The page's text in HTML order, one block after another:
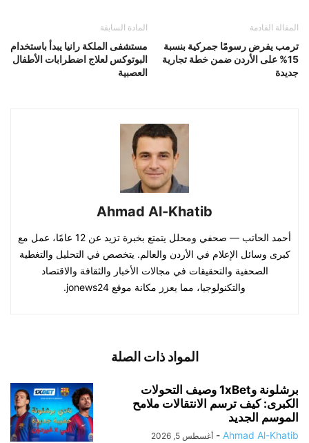
المادة السابقة
مستشفى الملكة رانيا يبدأ باستخدام
البوتوكس لعلاج اضطرابات الأطفال
العصبية
المقالة القادمة
ترمب يفرض رسومًا جمركية بنسبة
15% على الأردن ضمن خطة تجارية
جديدة
Ahmad Al-Khatib
أحمد الحاتب — صحفي ومحلل يتمتع بخبرة تزيد عن 12 عامًا، عمل مع
كبرى وسائل الإعلام في الأردن والعالم. يتخصص في التحليل والتغطية
الصحفية والتحقيقات في مجالات الأخبار والثقافة والاقتصاد
والتكنولوجيا، مما يعزز مكانة موقع jonews24.
المواد ذات الصلة
برشلونة و1xBet وصيف التحولات
الكبرى: كيف ترسم الانتقالات ملامح
الموسم الجديد
Ahmad Al-Khatib
- أغسطس 5, 2026